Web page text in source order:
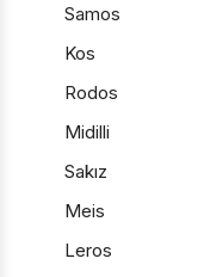
Samos
Kos
Rodos
Midilli
Sakız
Meis
Leros